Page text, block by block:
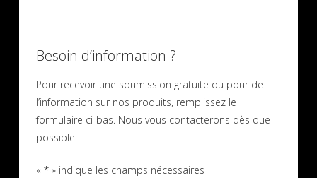
Besoin d’information ?
Pour recevoir une soumission gratuite ou pour de
l’information sur nos produits, remplissez le
formulaire ci-bas. Nous vous contacterons dès que
possible.
« *» indique les champs nécessaires